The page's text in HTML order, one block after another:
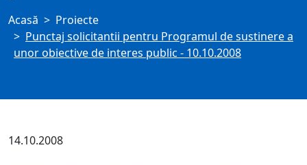
Acasă
Proiecte
Punctaj solicitantii pentru Programul de sustinere a
unor obiective de interes public - 10.10.2008
14.10.2008